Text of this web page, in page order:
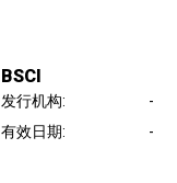
BSCI
发行机构:
-
有效日期: -